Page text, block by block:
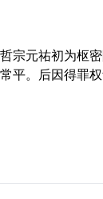
元祐初为枢
。后因得罪